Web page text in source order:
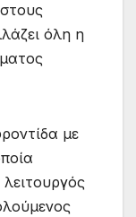
όλη η
με